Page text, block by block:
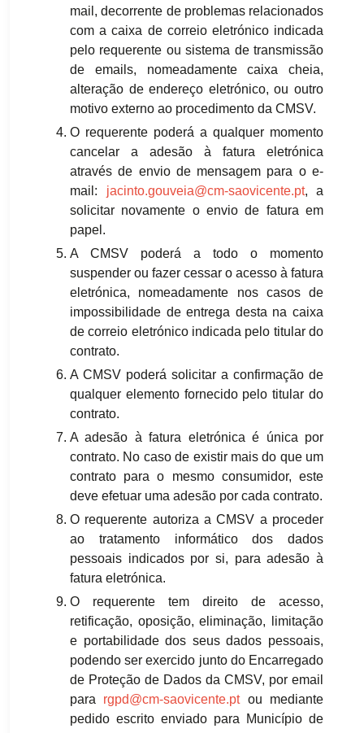
mail, decorrente de problemas relacionados
com a caixa de correio eletrónico indicada
pelo requerente ou sistema de transmissão
de emails, nomeadamente caixa cheia,
alteração de endereço eletrónico, ou outro
motivo externo ao procedimento da CMSV.
O requerente poderá a qualquer momento
cancelar a adesão à fatura eletrónica
através de envio de mensagem para o e-
mail: jacinto.gouveia@cm-saovicente.pt, a
solicitar novamente o envio de fatura em
papel.
A CMSV poderá a todo o momento
suspender ou fazer cessar o acesso à fatura
eletrónica, nomeadamente nos casos de
impossibilidade de entrega desta na caixa
de correio eletrónico indicada pelo titular do
contrato.
A CMSV poderá solicitar a confirmação de
qualquer elemento fornecido pelo titular do
contrato.
A adesão à fatura eletrónica é única por
contrato. No caso de existir mais do que um
contrato para o mesmo consumidor, este
deve efetuar uma adesão por cada contrato.
O requerente autoriza a CMSV a proceder
ao tratamento informático dos dados
pessoais indicados por si, para adesão à
fatura eletrónica.
O requerente tem direito de acesso,
retificação, oposição, eliminação, limitação
e portabilidade dos seus dados pessoais,
podendo ser exercido junto do Encarregado
de Proteção de Dados da CMSV, por email
para rgpd@cm-saovicente.ptou mediante
pedido escrito enviado para Município de